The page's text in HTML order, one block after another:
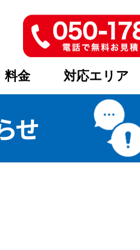
料金 対応エリア
せ